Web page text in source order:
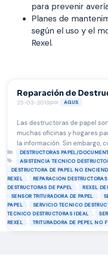
para prevenir
Planes de
según el uso y el
Rexel.
Reparación de
25-03-2019por AGUS
Las destructoras de papel
muchas oficinas y hogares
la información. Sin embargo,
pueden presentar fallas y
artículo, abordaremos en
sobre la reparación de
problemas más comunes
Categorías
DESTRUCTORAS PAPEL/
Etiquetas
ASISTENCIA TECNICO
DESTRUCTORA DE PAPEL NO
REXEL
, REPARACION
DESTRUCTORAS DE PAPEL
, REXEL
SENSOR TRITURADORA DE PAPEL ,
PAPEL
, SERVICIO TECNICO
TECNICO DESTRUCTORAS IDEAL
,
REXEL
, TRITURADORA DE PEPEL NO